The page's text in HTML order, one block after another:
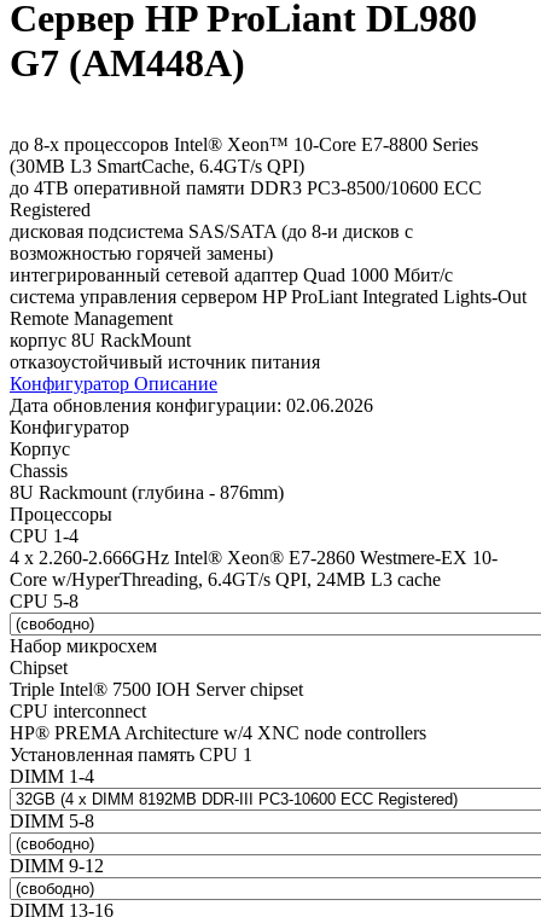
Сервер HP ProLiant DL980
G7 (AM448A)
до 8-х процессоров Intel® Xeon™ 10-Core E7-8800 Series
(30MB L3 SmartCache, 6.4GT/s QPI)
до 4TB оперативной памяти DDR3 PC3-8500/10600 ECC
Registered
дисковая подсистема SAS/SATA (до 8-и дисков с
возможностью горячей замены)
интегрированный сетевой адаптер Quad 1000 Мбит/с
система управления сервером HP ProLiant Integrated Lights-Out
Remote Management
корпус 8U RackMount
отказоустойчивый источник питания
Конфигуратор Описание
Дата обновления конфигурации: 02.06.2026
Конфигуратор
Корпус
Chassis
8U Rackmount (глубина - 876mm)
Процессоры
CPU 1-4
4 x 2.260-2.666GHz Intel® Xeon® E7-2860 Westmere-EX 10-
Core w/HyperThreading, 6.4GT/s QPI, 24MB L3 cache
CPU 5-8
Набор микросхем
Chipset
Triple Intel® 7500 IOH Server chipset
CPU interconnect
HP® PREMA Architecture w/4 XNC node controllers
Установленная память CPU 1
DIMM 1-4
DIMM 5-8
DIMM 9-12
DIMM 13-16